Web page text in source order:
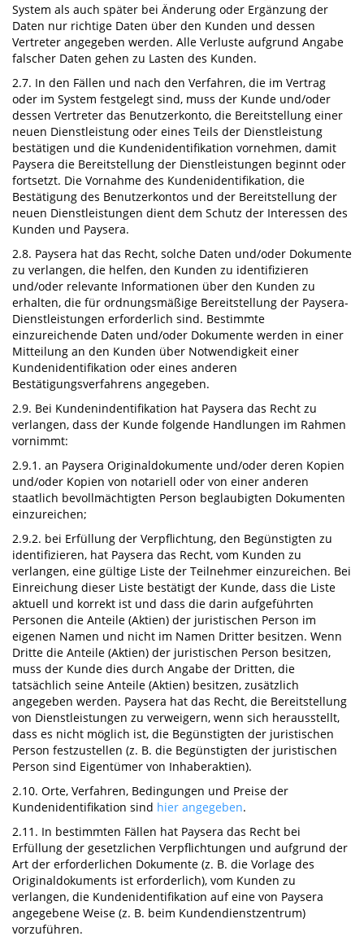
System als auch später bei Änderung oder Ergänzung der
Daten nur richtige Daten über den Kunden und dessen
Vertreter angegeben werden. Alle Verluste aufgrund Angabe
falscher Daten gehen zu Lasten des Kunden.
2.7. In den Fällen und nach den Verfahren, die im Vertrag
oder im System festgelegt sind, muss der Kunde und/oder
dessen Vertreter das Benutzerkonto, die Bereitstellung einer
neuen Dienstleistung oder eines Teils der Dienstleistung
bestätigen und die Kundenidentifikation vornehmen, damit
Paysera die Bereitstellung der Dienstleistungen beginnt oder
fortsetzt. Die Vornahme des Kundenidentifikation, die
Bestätigung des Benutzerkontos und der Bereitstellung der
neuen Dienstleistungen dient dem Schutz der Interessen des
Kunden und Paysera.
2.8. Paysera hat das Recht, solche Daten und/oder Dokumente
zu verlangen, die helfen, den Kunden zu identifizieren
und/oder relevante Informationen über den Kunden zu
erhalten, die für ordnungsmäßige Bereitstellung der Paysera-
Dienstleistungen erforderlich sind. Bestimmte
einzureichende Daten und/oder Dokumente werden in einer
Mitteilung an den Kunden über Notwendigkeit einer
Kundenidentifikation oder eines anderen
Bestätigungsverfahrens angegeben.
2.9. Bei Kundenindentifikation hat Paysera das Recht zu
verlangen, dass der Kunde folgende Handlungen im Rahmen
vornimmt:
2.9.1. an Paysera Originaldokumente und/oder deren Kopien
und/oder Kopien von notariell oder von einer anderen
staatlich bevollmächtigten Person beglaubigten Dokumenten
einzureichen;
2.9.2. bei Erfüllung der Verpflichtung, den Begünstigten zu
identifizieren, hat Paysera das Recht, vom Kunden zu
verlangen, eine gültige Liste der Teilnehmer einzureichen. Bei
Einreichung dieser Liste bestätigt der Kunde, dass die Liste
aktuell und korrekt ist und dass die darin aufgeführten
Personen die Anteile (Aktien) der juristischen Person im
eigenen Namen und nicht im Namen Dritter besitzen. Wenn
Dritte die Anteile (Aktien) der juristischen Person besitzen,
muss der Kunde dies durch Angabe der Dritten, die
tatsächlich seine Anteile (Aktien) besitzen, zusätzlich
angegeben werden. Paysera hat das Recht, die Bereitstellung
von Dienstleistungen zu verweigern, wenn sich herausstellt,
dass es nicht möglich ist, die Begünstigten der juristischen
Person festzustellen (z. B. die Begünstigten der juristischen
Person sind Eigentümer von Inhaberaktien).
2.10. Orte, Verfahren, Bedingungen und Preise der
Kundenidentifikation sind hier angegeben.
2.11. In bestimmten Fällen hat Paysera das Recht bei
Erfüllung der gesetzlichen Verpflichtungen und aufgrund der
Art der erforderlichen Dokumente (z. B. die Vorlage des
Originaldokuments ist erforderlich), vom Kunden zu
verlangen, die Kundenidentifikation auf eine von Paysera
angegebene Weise (z. B. beim Kundendienstzentrum)
vorzuführen.